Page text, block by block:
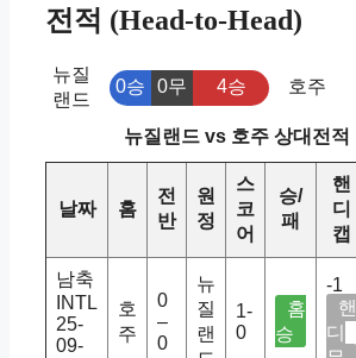
전적 (Head-to-Head)
뉴질
랜드
0승 0무 4승 호주
뉴질랜드 vs 호주 상대전적
날짜 홈
전
반
원
정
스
코
어
승/
패
핸
디
캡
남축
INTL
25-
09-
호
주
0
–
0
뉴
질
랜
1-
0
홈
승
-1
핸
디